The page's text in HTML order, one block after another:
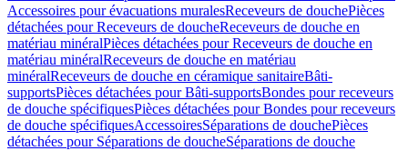
Accessoires pour évacuations muralesReceveurs de douchePièces
détachées pour Receveurs de doucheReceveurs de douche en
matériau minéralPièces détachées pour Receveurs de douche en
matériau minéralReceveurs de douche en matériau
minéralReceveurs de douche en céramique sanitaireBâti-
supportsPièces détachées pour Bâti-supportsBondes pour receveurs
de douche spécifiquesPièces détachées pour Bondes pour receveurs
de douche spécifiquesAccessoiresSéparations de douchePièces
détachées pour Séparations de doucheSéparations de douche